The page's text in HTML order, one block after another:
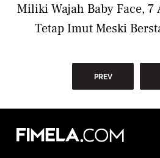
Miliki Wajah Baby Face,
Tetap Imut Meski
PREV